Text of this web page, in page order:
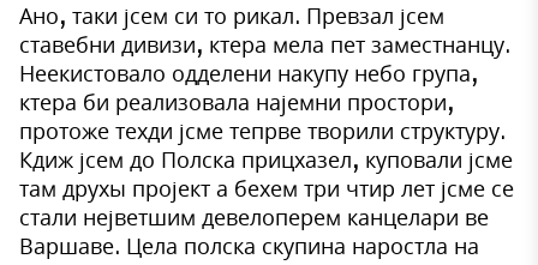
Ано, таки јсем си то рикал. Превзал јсем
ставебни дивизи, ктера мела пет заместнанцу.
Неекистовало одделени накупу небо група,
ктера би реализовала најемни простори,
протоже техди јсме тепрве творили структуру.
Кдиж јсем до Полска прицхазел, куповали јсме
там друхы пројект а бехем три чтир лет јсме се
стали нејветшим девелоперем канцелари ве
Варшаве. Цела полска скупина наростла на